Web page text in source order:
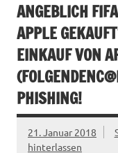
ANGEBLICH
APPLE
EINKAUF VON
(
PHISHING!
21. Januar 2018
hinterlassen